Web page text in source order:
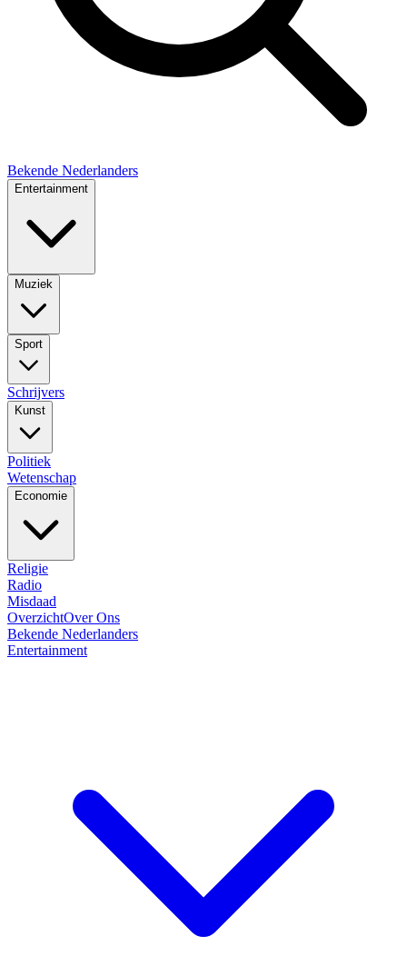
Bekende Nederlanders
Entertainment
Muziek
Sport
Schrijvers
Kunst
Politiek
Wetenschap
Economie
Religie
Radio
Misdaad
OverzichtOver Ons
Bekende Nederlanders
Entertainment